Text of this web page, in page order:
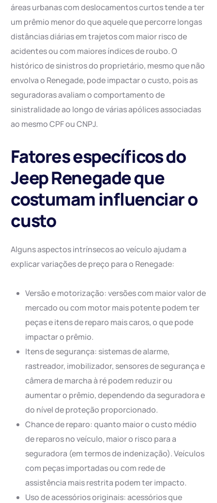
áreas urbanas com deslocamentos curtos tende a ter
um prêmio menor do que aquele que percorre longas
distâncias diárias em trajetos com maior risco de
acidentes ou com maiores índices de roubo. O
histórico de sinistros do proprietário, mesmo que não
envolva o Renegade, pode impactar o custo, pois as
seguradoras avaliam o comportamento de
sinistralidade ao longo de várias apólices associadas
ao mesmo CPF ou CNPJ.
Fatores específicos do
Jeep Renegade que
costumam influenciar o
custo
Alguns aspectos intrínsecos ao veículo ajudam a
explicar variações de preço para o Renegade:
Versão e motorização: versões com maior valor de
mercado ou com motor mais potente podem ter
peças e itens de reparo mais caros, o que pode
impactar o prêmio.
Itens de segurança: sistemas de alarme,
rastreador, imobilizador, sensores de segurança e
câmera de marcha à ré podem reduzir ou
aumentar o prêmio, dependendo da seguradora e
do nível de proteção proporcionado.
Chance de reparo: quanto maior o custo médio
de reparos no veículo, maior o risco para a
seguradora (em termos de indenização). Veículos
com peças importadas ou com rede de
assistência mais restrita podem ter impacto.
Uso de acessórios originais: acessórios que